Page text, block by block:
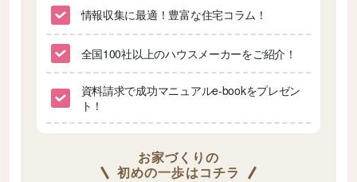
情報収集に最適！豊富な住宅コラム！
全国100社以上のハウスメーカーをご紹介！
資料請求で成功マニュアルe-bookをプレゼン
ト！
お家づくりの
初めの一歩はコチラ